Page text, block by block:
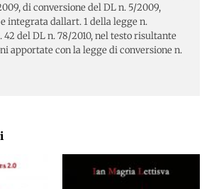
di conversione del DL n. 5/2009,
integrata dallart. 1 della legge n.
del DL n. 78/2010, nel testo risultante
apportate con la legge di conversione n.